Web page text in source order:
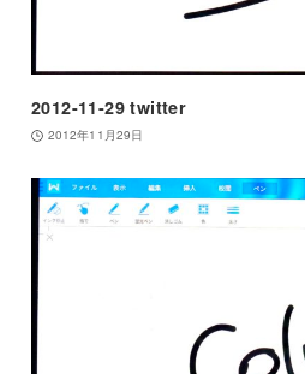
2012-11-29 twitter
2012年11月29日